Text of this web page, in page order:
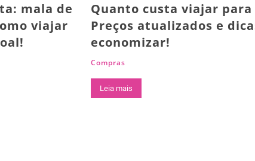
mala de
viajar
Quanto custa viajar para
Preços atualizados e
economizar!
Compras
Leia mais